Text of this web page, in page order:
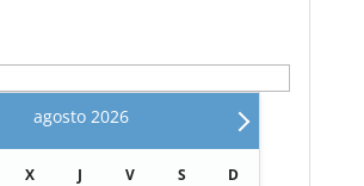
agosto 2026
X J V S D